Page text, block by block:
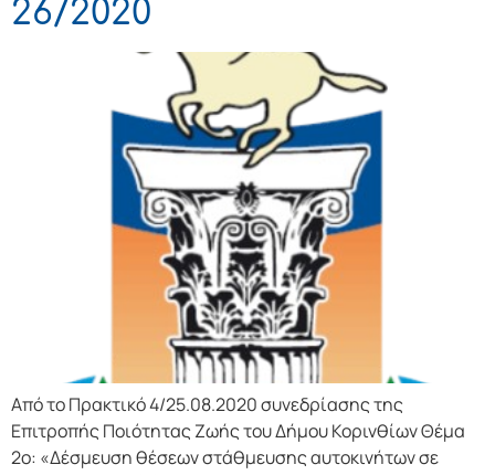
26/2020
Από το Πρακτικό 4/25.08.2020 συνεδρίασης της
Επιτροπής Ποιότητας Ζωής του Δήμου Κορινθίων Θέμα
2ο: «Δέσμευση θέσεων στάθμευσης αυτοκινήτων σε